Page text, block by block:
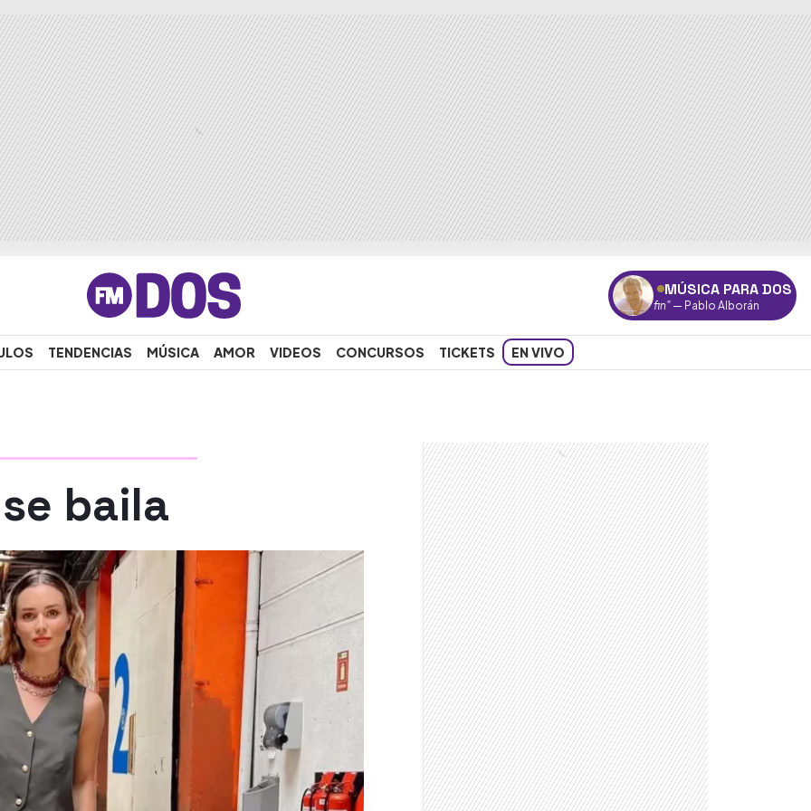
MÚSICA PARA DOS
"Por fin"— Pablo Alborán
TENDENCIAS MÚSICA AMOR VIDEOS CONCURSOS TICKETS EN VIVO
baila